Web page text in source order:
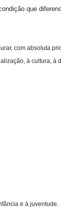
que
com absoluta
à cultura, à
e à juventude.